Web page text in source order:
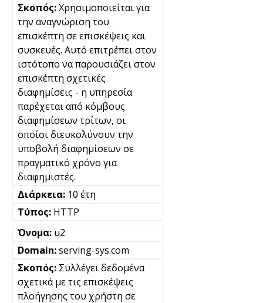
Χρησιμοποιείται για
την αναγνώριση του
επισκέπτη σε επισκέψεις και
συσκευές. Αυτό επιτρέπει στον
ιστότοπο να παρουσιάζει στον
επισκέπτη σχετικές
διαφημίσεις - η υπηρεσία
παρέχεται από κόμβους
διαφημίσεων τρίτων, οι
οποίοι διευκολύνουν την
υποβολή διαφημίσεων σε
πραγματικό χρόνο για
διαφημιστές.
10 έτη
HTTP
u2
serving-sys.com
Συλλέγει δεδομένα
σχετικά με τις επισκέψεις
πλοήγησης του χρήστη σε